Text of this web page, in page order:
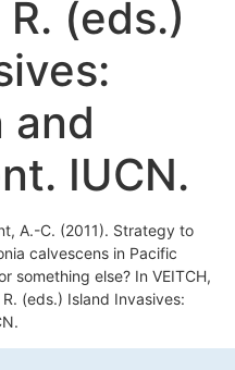
(eds.)
and
IUCN.
A.-C. (2011). Strategy to
calvescens in Pacific
something else? In VEITCH,
(eds.) Island Invasives: